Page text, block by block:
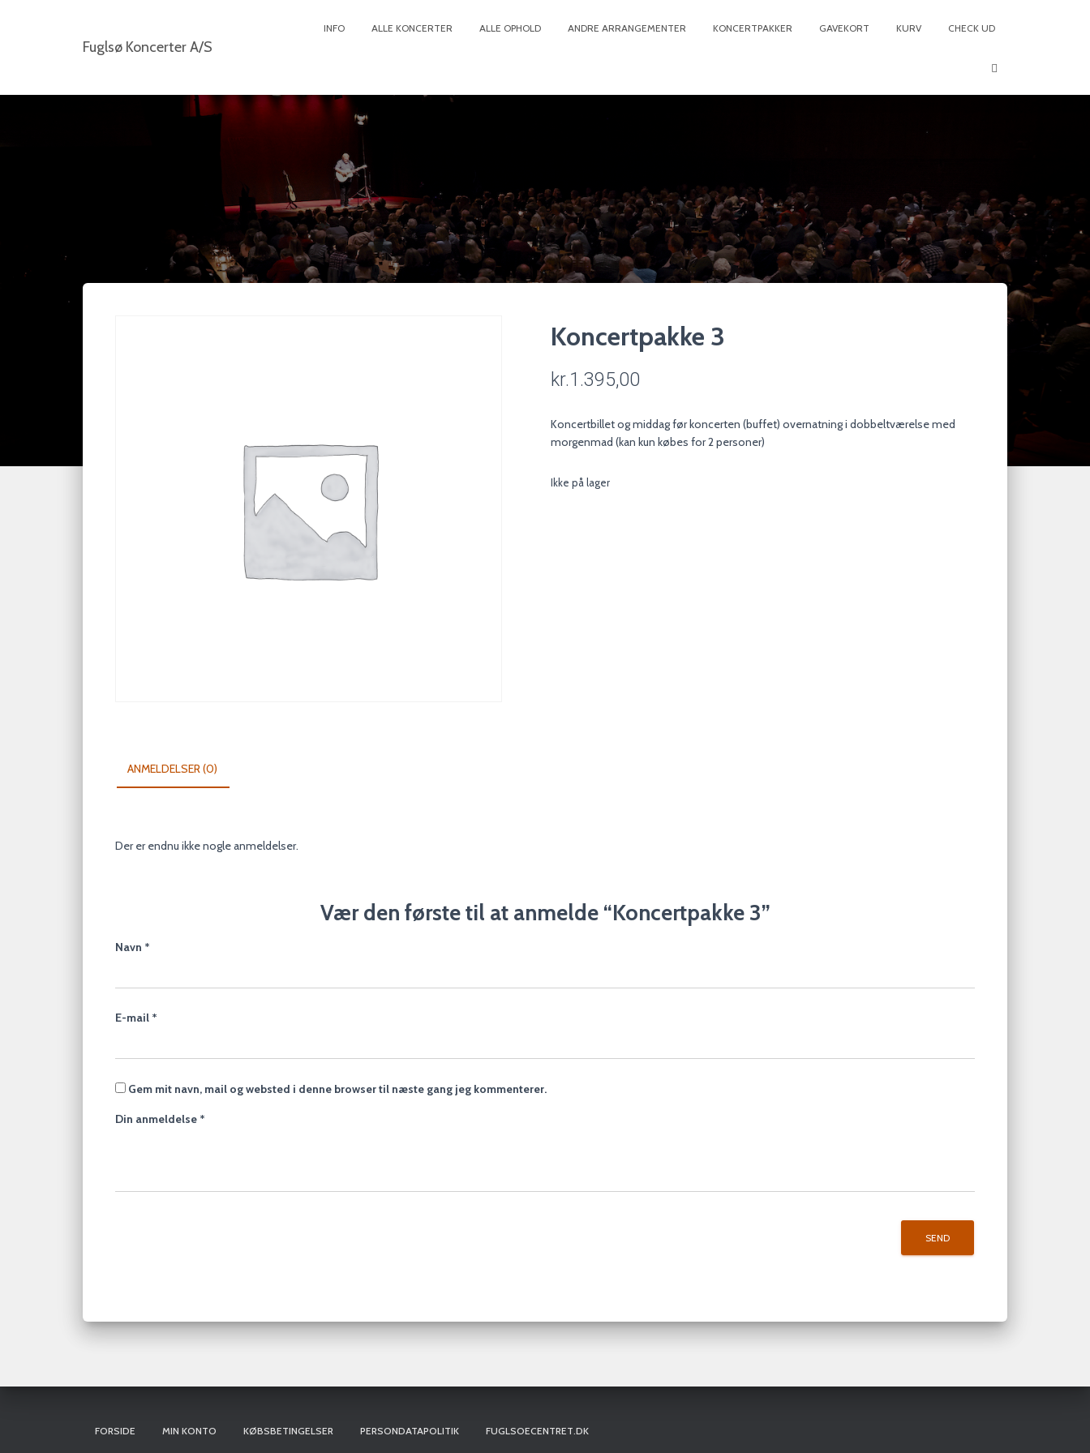
Fuglsø Koncerter A/S
INFO ALLE KONCERTER ALLE OPHOLD ANDRE ARRANGEMENTER KONCERTPAKKER GAVEKORT KURV CHECK UD
Koncertpakke 3
kr.1.395,00
Koncertbillet og middag før koncerten (buffet) overnatning i dobbeltværelse med
morgenmad (kan kun købes for 2 personer)
Ikke på lager
ANMELDELSER (0)
Der er endnu ikke nogle anmeldelser.
Vær den første til at anmelde “Koncertpakke 3”
Navn *
E-mail *
Gem mit navn, mail og websted i denne browser til næste gang jeg kommenterer.
Din anmeldelse *
FORSIDE MIN KONTO KØBSBETINGELSER PERSONDATAPOLITIK FUGLSOECENTRET.DK